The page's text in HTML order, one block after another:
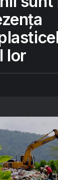
lor